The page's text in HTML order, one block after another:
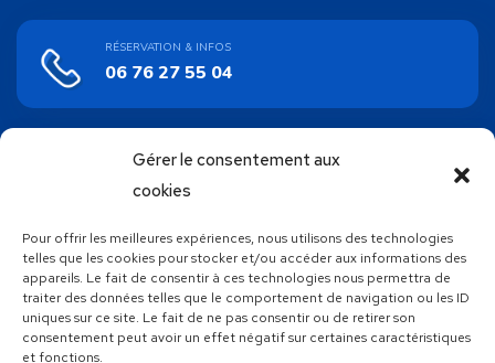
Gérer le consentement aux
cookies
Pour offrir les meilleures expériences, nous utilisons des technologies
telles que les cookies pour stocker et/ou accéder aux informations des
appareils. Le fait de consentir à ces technologies nous permettra de
traiter des données telles que le comportement de navigation ou les ID
uniques sur ce site. Le fait de ne pas consentir ou de retirer son
consentement peut avoir un effet négatif sur certaines caractéristiques
et fonctions.
RÉSERVATION & INFOS
06 76 27 55 04
ACHAT EN LIGNE
Bons cadeaux
SUIVEZ NOUS !